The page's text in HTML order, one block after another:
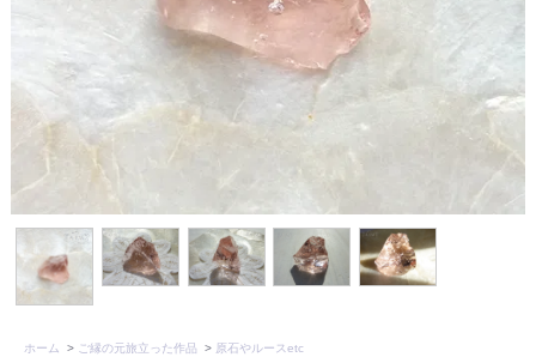
ホーム > ご縁の元旅立った作品 > 原石やルースetc